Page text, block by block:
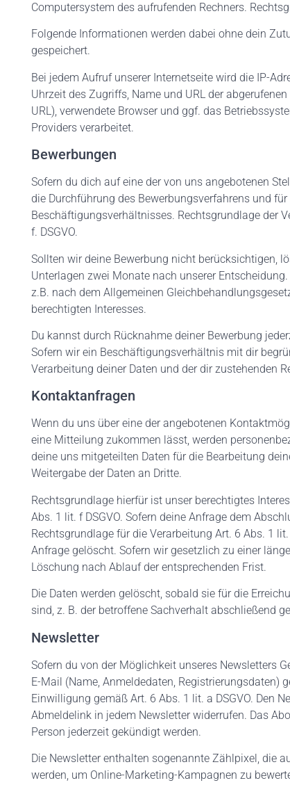
Computersystem des aufrufenden Rechners.
Folgende Informationen werden dabei ohne dein
gespeichert.
Bei jedem Aufruf unserer Internetseite wird die IP-
Uhrzeit des Zugriffs, Name und URL der
URL), verwendete Browser und ggf. das
Providers verarbeitet.
Bewerbungen
Sofern du dich auf eine der von uns angebotenen
die Durchführung des Bewerbungsverfahrens und
Beschäftigungsverhältnisses. Rechtsgrundlage der
f. DSGVO.
Sollten wir deine Bewerbung nicht berücksichtigen,
Unterlagen zwei Monate nach unserer
z.B. nach dem Allgemeinen
berechtigten Interesses.
Du kannst durch Rücknahme deiner Bewerbung
Sofern wir ein Beschäftigungsverhältnis mit dir
Verarbeitung deiner Daten und der dir zustehenden
Kontaktanfragen
Wenn du uns über eine der angebotenen
eine Mitteilung zukommen lässt, werden
deine uns mitgeteilten Daten für die Bearbeitung
Weitergabe der Daten an Dritte.
Rechtsgrundlage hierfür ist unser berechtigtes
Abs. 1 lit. f DSGVO. Sofern deine Anfrage dem
Rechtsgrundlage für die Verarbeitung Art. 6 Abs. 1
Anfrage gelöscht. Sofern wir gesetzlich zu einer
Löschung nach Ablauf der entsprechenden Frist.
Die Daten werden gelöscht, sobald sie für die
sind, z. B. der betroffene Sachverhalt abschließend
Newsletter
Sofern du von der Möglichkeit unseres Newsletters
E-Mail (Name, Anmeldedaten, Registrierungsdaten)
Einwilligung gemäß Art. 6 Abs. 1 lit. a DSGVO. Den
Abmeldelink in jedem Newsletter widerrufen. Das
Person jederzeit gekündigt werden.
Die Newsletter enthalten sogenannte Zählpixel, die
werden, um Online-Marketing-Kampagnen zu